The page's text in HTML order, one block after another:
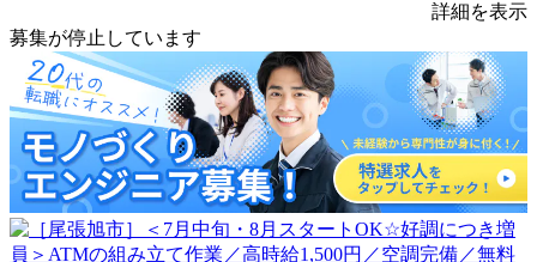
詳細を表示
募集が停止しています